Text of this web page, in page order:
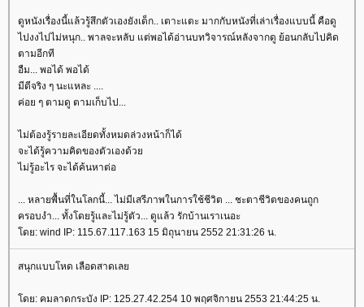
ดูหนังเรื่องนี้แล้วรู้สึกตัวเองยังเด็ก.. เตาะแตะ มากกับหนังที่เล่าเรื่องแบบนี้ คือดู
ไปงงไปไม่หนุก.. พาลจะหลับ แต่พอได้อ่านบทวิจารณ์หลังจากดู ย้อนกลับไปคิด
ตามอีกที
อืม... พอได้ พอได้
มีดีจริง ๆ นะแหละ ....
ค่อย ๆ ตามดู ตามเก็บไป...
ไม่ต้องรู้รายละเอียดทั้งหมดล่วงหน้าก็ได้
จะได้รู้ความคิดของตัวเองด้ว
ไม่รู้อะไร จะได้ค้นหาต่อ
... หลายพื้นที่ในโลกนี้... ไม่มีเสรีภาพในการใช้ชีวิต ... ชะตาชีวิตของคนถูก
ครอบงำ... ทั้งโดยรู้และไม่รู้ตัว... ดูแล้ว รักบ้านเราเนอะ
ดย: wind IP: 115.67.117.163 15 มิถุนายน 2552 21:31:26 น.
สนุกแบบโหด เลือดสาดเล
ดย: คมลาดกระบัง IP: 125.27.42.254 10 พฤศจิกายน 2553 21:44:25 น.